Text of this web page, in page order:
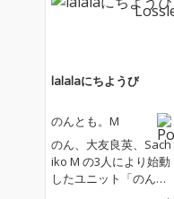
はノイジーな謎ラップ
参加アーティストは小
泉今日子 尾美としのり
辺えり 百々和宏 ひぐち
けい itoken 大友良英ス
ペシャルビッグバンド
（敬称略）ほか多数。
lalalaにちようび
のんとも。M
のん、大友良英、Sach
iko M の3人により始動
したユニット「のんと
も。M」が、コロナ禍